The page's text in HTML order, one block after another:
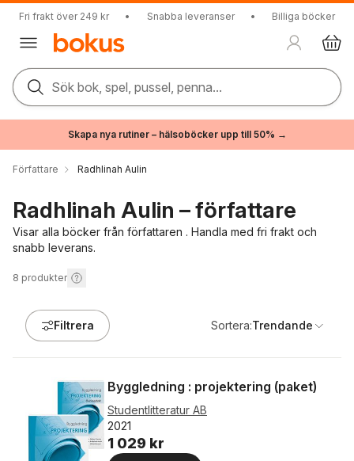
Fri frakt över 249 kr • Snabba leveranser • Billiga böcker
Sök bok, spel, pussel, penna...
Skapa nya rutiner – hälsoböcker upp till 50% →
Författare Radhlinah Aulin
Radhlinah Aulin – författare
Visar alla böcker från författaren . Handla med fri frakt och
snabb leverans.
8 produkter
Filtrera Sortera:Trendande
Byggledning : projektering (paket)
Studentlitteratur AB
2021
1 029 kr